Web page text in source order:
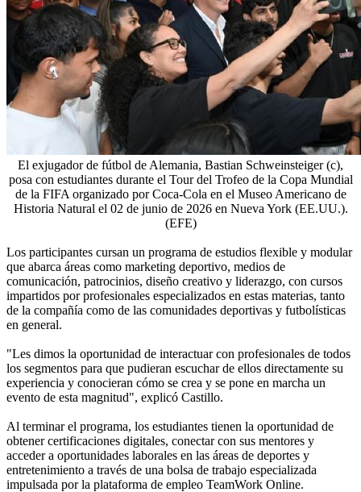
El exjugador de fútbol de Alemania, Bastian Schweinsteiger (c),
posa con estudiantes durante el Tour del Trofeo de la Copa Mundial
de la FIFA organizado por Coca-Cola en el Museo Americano de
Historia Natural el 02 de junio de 2026 en Nueva York (EE.UU.).
(EFE)
Los participantes cursan un programa de estudios flexible y modular
que abarca áreas como marketing deportivo, medios de
comunicación, patrocinios, diseño creativo y liderazgo, con cursos
impartidos por profesionales especializados en estas materias, tanto
de la compañía como de las comunidades deportivas y futbolísticas
en general.
"Les dimos la oportunidad de interactuar con profesionales de todos
los segmentos para que pudieran escuchar de ellos directamente su
experiencia y conocieran cómo se crea y se pone en marcha un
evento de esta magnitud", explicó Castillo.
Al terminar el programa, los estudiantes tienen la oportunidad de
obtener certificaciones digitales, conectar con sus mentores y
acceder a oportunidades laborales en las áreas de deportes y
entretenimiento a través de una bolsa de trabajo especializada
impulsada por la plataforma de empleo TeamWork Online.